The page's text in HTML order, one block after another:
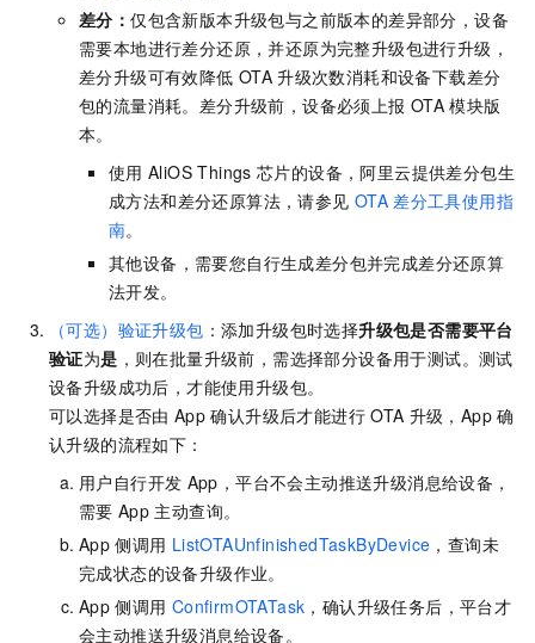
差分：仅包含新版本升级包与之前版本的差异部分，设备
需要本地进行差分还原，并还原为完整升级包进行升级，
差分升级可有效降低 OTA 升级次数消耗和设备下载差分
包的流量消耗。差分升级前，设备必须上报 OTA 模块版
本。
使用 AliOS Things 芯片的设备，阿里云提供差分包生
成方法和差分还原算法，请参见 OTA 差分工具使用指
南。
其他设备，需要您自行生成差分包并完成差分还原算
法开发。
（可选）验证升级包 ：添加升级包时选择升级包是否需要平台
验证为是 ，则在批量升级前，需选择部分设备用于测试。测试
设备升级成功后，才能使用升级包。
可以选择是否由 App 确认升级后才能进行 OTA 升级，App 确
认升级的流程如下：
用户自行开发 App，平台不会主动推送升级消息给设备，
需要 App 主动查询。
App 侧调用 ListOTAUnfinishedTaskByDevice ，查询未
完成状态的设备升级作业。
App 侧调用 ConfirmOTATask ，确认升级任务后，平台才
会主动推送升级消息给设备。